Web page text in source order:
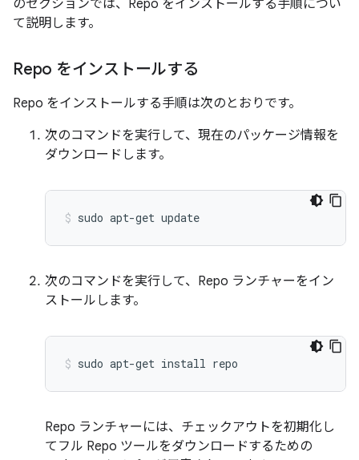
のセクションでは、Repo をインストールする手順につい
て説明します。
Repo をインストールする
Repo をインストールする手順は次のとおりです。
次のコマンドを実行して、現在のパッケージ情報を
ダウンロードします。
sudo apt-get update
次のコマンドを実行して、Repo ランチャーをイン
ストールします。
sudo apt-get install repo
Repo ランチャーには、チェックアウトを初期化し
てフル Repo ツールをダウンロードするための